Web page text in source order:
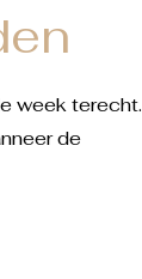
week terecht.
de